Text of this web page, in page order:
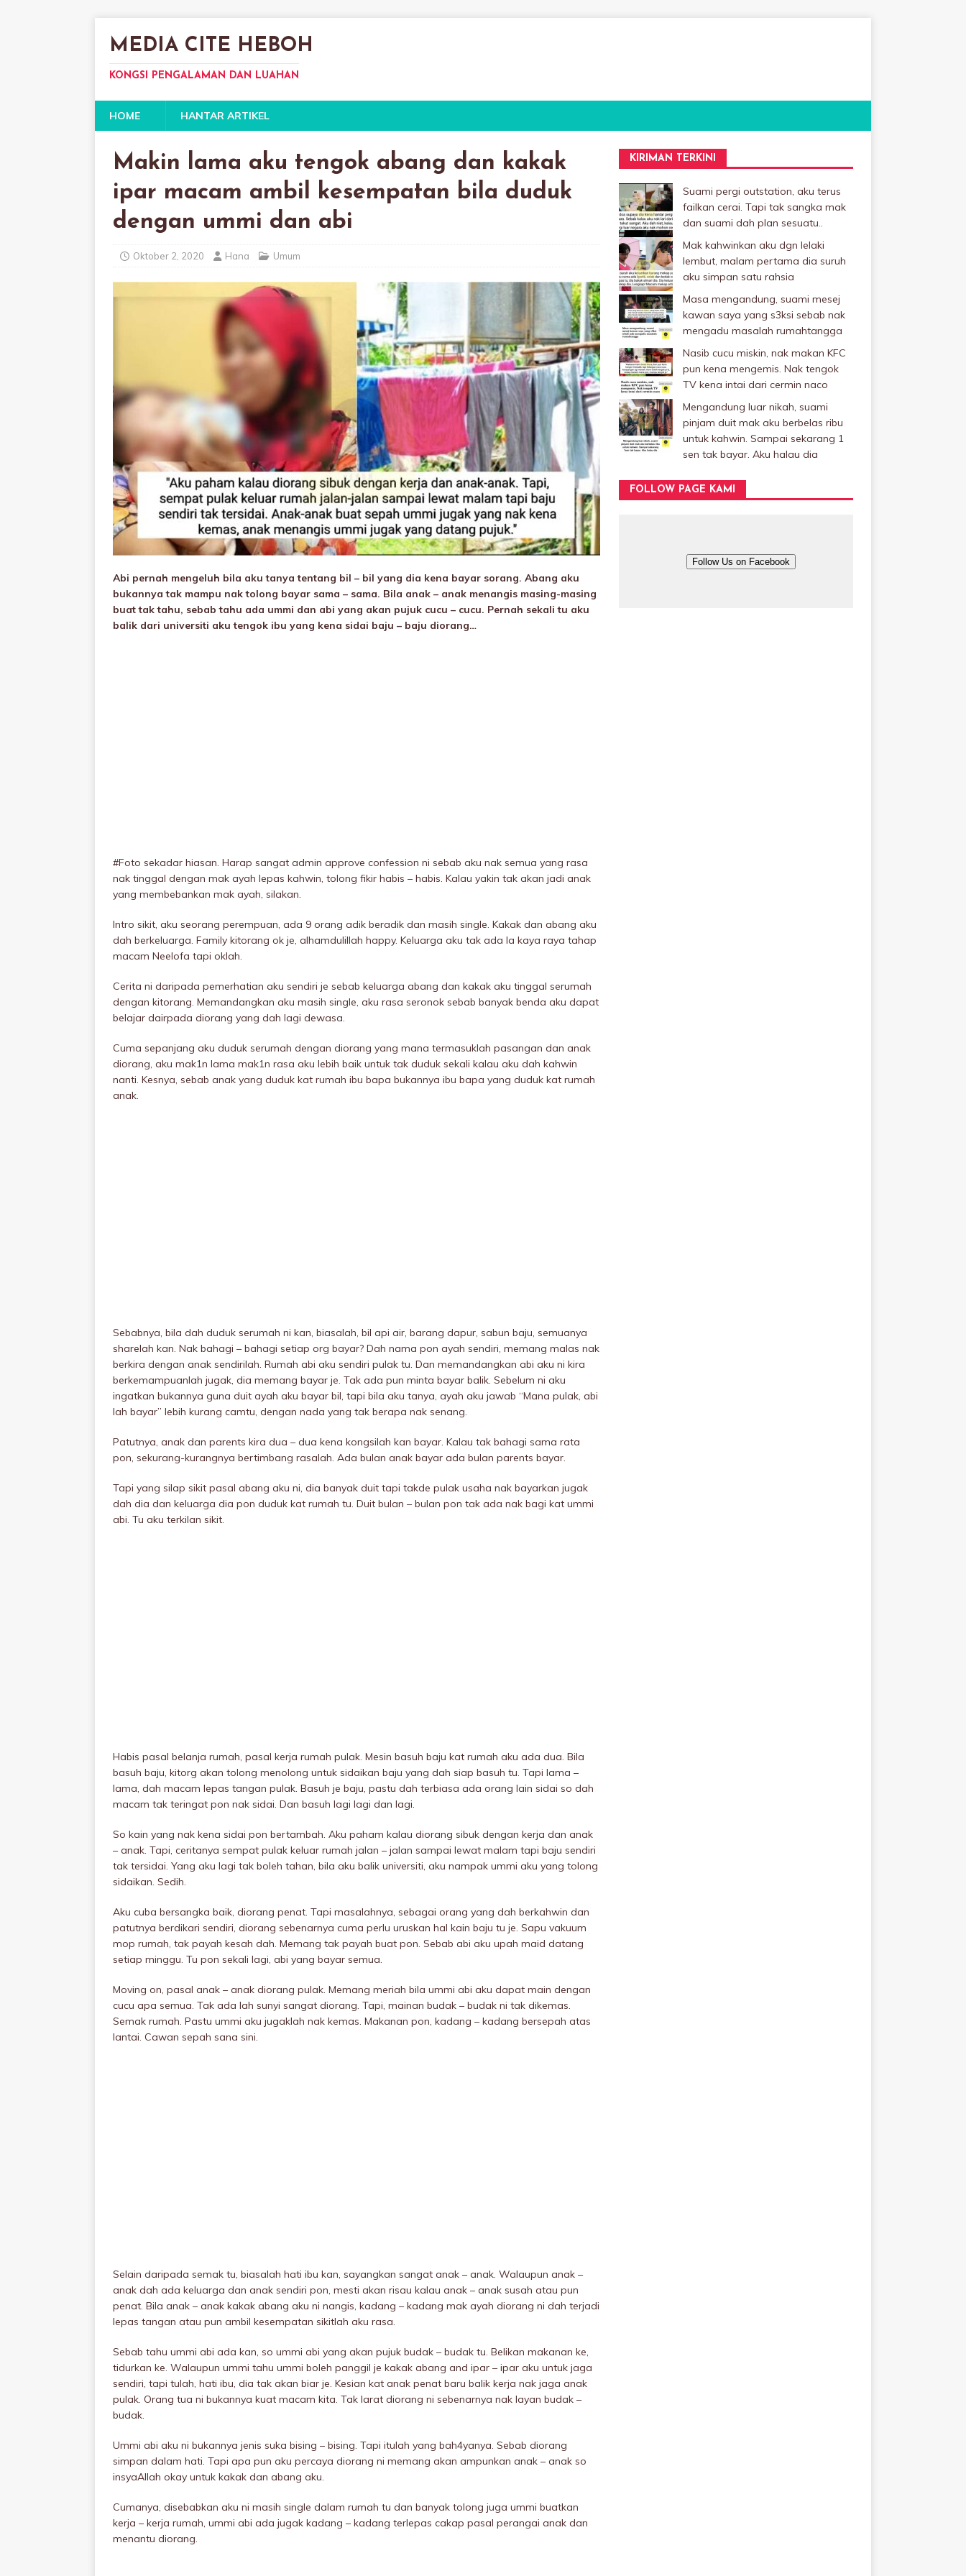
MEDIA CITE HEBOH
KONGSI PENGALAMAN DAN LUAHAN
HOME HANTAR ARTIKEL
Makin lama aku tengok abang dan kakak
ipar macam ambil kesempatan bila duduk
dengan ummi dan abi
Oktober 2, 2020 Hana Umum
Abi pernah mengeluh bila aku tanya tentang bil – bil yang dia kena bayar sorang. Abang aku
bukannya tak mampu nak tolong bayar sama – sama. Bila anak – anak menangis masing-masing
buat tak tahu, sebab tahu ada ummi dan abi yang akan pujuk cucu – cucu. Pernah sekali tu aku
balik dari universiti aku tengok ibu yang kena sidai baju – baju diorang…
#Foto sekadar hiasan. Harap sangat admin approve confession ni sebab aku nak semua yang rasa
nak tinggal dengan mak ayah lepas kahwin, tolong fikir habis – habis. Kalau yakin tak akan jadi anak
yang membebankan mak ayah, silakan.
Intro sikit, aku seorang perempuan, ada 9 orang adik beradik dan masih single. Kakak dan abang aku
dah berkeluarga. Family kitorang ok je, alhamdulillah happy. Keluarga aku tak ada la kaya raya tahap
macam Neelofa tapi oklah.
Cerita ni daripada pemerhatian aku sendiri je sebab keluarga abang dan kakak aku tinggal serumah
dengan kitorang. Memandangkan aku masih single, aku rasa seronok sebab banyak benda aku dapat
belajar dairpada diorang yang dah lagi dewasa.
Cuma sepanjang aku duduk serumah dengan diorang yang mana termasuklah pasangan dan anak
diorang, aku mak1n lama mak1n rasa aku lebih baik untuk tak duduk sekali kalau aku dah kahwin
nanti. Kesnya, sebab anak yang duduk kat rumah ibu bapa bukannya ibu bapa yang duduk kat rumah
anak.
Sebabnya, bila dah duduk serumah ni kan, biasalah, bil api air, barang dapur, sabun baju, semuanya
sharelah kan. Nak bahagi – bahagi setiap org bayar? Dah nama pon ayah sendiri, memang malas nak
berkira dengan anak sendirilah. Rumah abi aku sendiri pulak tu. Dan memandangkan abi aku ni kira
berkemampuanlah jugak, dia memang bayar je. Tak ada pun minta bayar balik. Sebelum ni aku
ingatkan bukannya guna duit ayah aku bayar bil, tapi bila aku tanya, ayah aku jawab “Mana pulak, abi
lah bayar” lebih kurang camtu, dengan nada yang tak berapa nak senang.
Patutnya, anak dan parents kira dua – dua kena kongsilah kan bayar. Kalau tak bahagi sama rata
pon, sekurang-kurangnya bertimbang rasalah. Ada bulan anak bayar ada bulan parents bayar.
Tapi yang silap sikit pasal abang aku ni, dia banyak duit tapi takde pulak usaha nak bayarkan jugak
dah dia dan keluarga dia pon duduk kat rumah tu. Duit bulan – bulan pon tak ada nak bagi kat ummi
abi. Tu aku terkilan sikit.
Habis pasal belanja rumah, pasal kerja rumah pulak. Mesin basuh baju kat rumah aku ada dua. Bila
basuh baju, kitorg akan tolong menolong untuk sidaikan baju yang dah siap basuh tu. Tapi lama –
lama, dah macam lepas tangan pulak. Basuh je baju, pastu dah terbiasa ada orang lain sidai so dah
macam tak teringat pon nak sidai. Dan basuh lagi lagi dan lagi.
So kain yang nak kena sidai pon bertambah. Aku paham kalau diorang sibuk dengan kerja dan anak
– anak. Tapi, ceritanya sempat pulak keluar rumah jalan – jalan sampai lewat malam tapi baju sendiri
tak tersidai. Yang aku lagi tak boleh tahan, bila aku balik universiti, aku nampak ummi aku yang tolong
sidaikan. Sedih.
Aku cuba bersangka baik, diorang penat. Tapi masalahnya, sebagai orang yang dah berkahwin dan
patutnya berdikari sendiri, diorang sebenarnya cuma perlu uruskan hal kain baju tu je. Sapu vakuum
mop rumah, tak payah kesah dah. Memang tak payah buat pon. Sebab abi aku upah maid datang
setiap minggu. Tu pon sekali lagi, abi yang bayar semua.
Moving on, pasal anak – anak diorang pulak. Memang meriah bila ummi abi aku dapat main dengan
cucu apa semua. Tak ada lah sunyi sangat diorang. Tapi, mainan budak – budak ni tak dikemas.
Semak rumah. Pastu ummi aku jugaklah nak kemas. Makanan pon, kadang – kadang bersepah atas
lantai. Cawan sepah sana sini.
Selain daripada semak tu, biasalah hati ibu kan, sayangkan sangat anak – anak. Walaupun anak –
anak dah ada keluarga dan anak sendiri pon, mesti akan risau kalau anak – anak susah atau pun
penat. Bila anak – anak kakak abang aku ni nangis, kadang – kadang mak ayah diorang ni dah terjadi
lepas tangan atau pun ambil kesempatan sikitlah aku rasa.
Sebab tahu ummi abi ada kan, so ummi abi yang akan pujuk budak – budak tu. Belikan makanan ke,
tidurkan ke. Walaupun ummi tahu ummi boleh panggil je kakak abang and ipar – ipar aku untuk jaga
sendiri, tapi tulah, hati ibu, dia tak akan biar je. Kesian kat anak penat baru balik kerja nak jaga anak
pulak. Orang tua ni bukannya kuat macam kita. Tak larat diorang ni sebenarnya nak layan budak –
budak.
Ummi abi aku ni bukannya jenis suka bising – bising. Tapi itulah yang bah4yanya. Sebab diorang
simpan dalam hati. Tapi apa pun aku percaya diorang ni memang akan ampunkan anak – anak so
insyaAllah okay untuk kakak dan abang aku.
Cumanya, disebabkan aku ni masih single dalam rumah tu dan banyak tolong juga ummi buatkan
kerja – kerja rumah, ummi abi ada jugak kadang – kadang terlepas cakap pasal perangai anak dan
menantu diorang.
KIRIMAN TERKINI
Suami pergi outstation, aku terus
failkan cerai. Tapi tak sangka mak
dan suami dah plan sesuatu..
Mak kahwinkan aku dgn lelaki
Iembut, malam pertama dia suruh
aku simpan satu rahsia
Masa mengandung, suami mesej
kawan saya yang s3ksi sebab nak
mengadu masalah rumahtangga
Nasib cucu miskin, nak makan KFC
pun kena mengemis. Nak tengok
TV kena intai dari cermin naco
Mengandung luar nikah, suami
pinjam duit mak aku berbelas ribu
untuk kahwin. Sampai sekarang 1
sen tak bayar. Aku halau dia
FOLLOW PAGE KAMI
Follow Us on Facebook